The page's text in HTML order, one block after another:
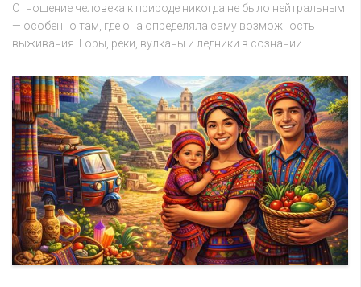
Отношение человека к природе никогда не было нейтральным
— особенно там, где она определяла саму возможность
выживания. Горы, реки, вулканы и ледники в сознании...